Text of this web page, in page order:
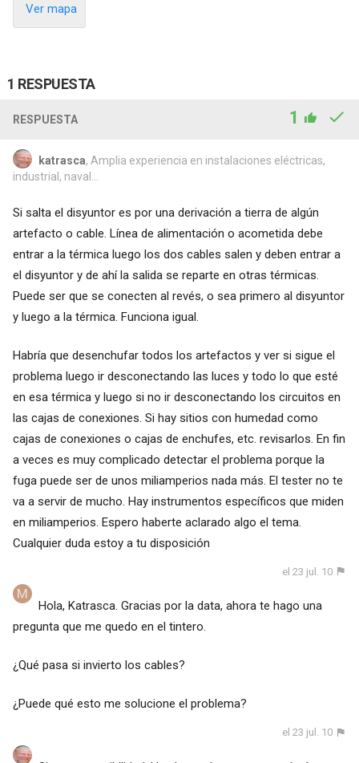
Ver mapa
1 RESPUESTA
RESPUESTA 1
katrasca, Amplia experiencia en instalaciones eléctricas,
industrial, naval...
Si salta el disyuntor es por una derivación a tierra de algún
artefacto o cable. Línea de alimentación o acometida debe
entrar a la térmica luego los dos cables salen y deben entrar a
el disyuntor y de ahí la salida se reparte en otras térmicas.
Puede ser que se conecten al revés, o sea primero al disyuntor
y luego a la térmica. Funciona igual.
Habría que desenchufar todos los artefactos y ver si sigue el
problema luego ir desconectando las luces y todo lo que esté
en esa térmica y luego si no ir desconectando los circuitos en
las cajas de conexiones. Si hay sitios con humedad como
cajas de conexiones o cajas de enchufes, etc. revisarlos. En fin
a veces es muy complicado detectar el problema porque la
fuga puede ser de unos miliamperios nada más. El tester no te
va a servir de mucho. Hay instrumentos específicos que miden
en miliamperios. Espero haberte aclarado algo el tema.
Cualquier duda estoy a tu disposición
el 23 jul. 10
Hola, Katrasca. Gracias por la data, ahora te hago una
pregunta que me quedo en el tintero.
¿Qué pasa si invierto los cables?
¿Puede qué esto me solucione el problema?
el 23 jul. 10